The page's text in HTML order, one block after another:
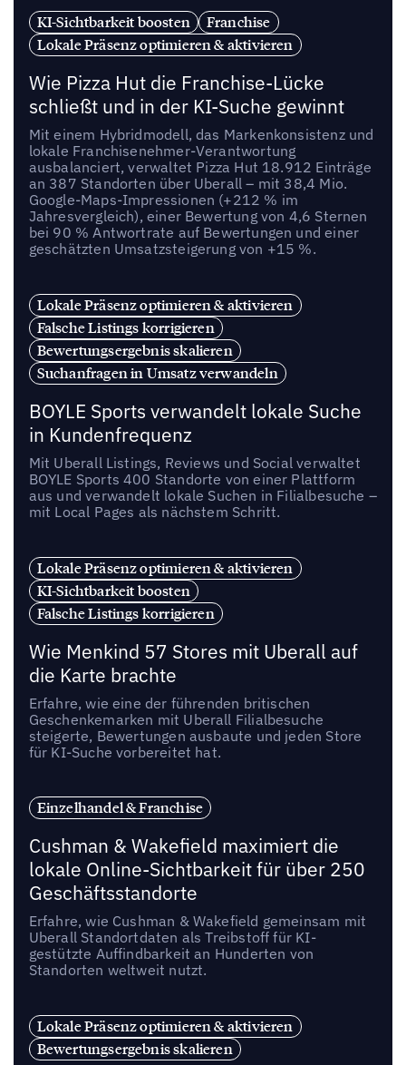
KI-Sichtbarkeit boosten
Franchise
Lokale Präsenz optimieren & aktivieren
Wie Pizza Hut die Franchise-Lücke
schließt und in der KI-Suche gewinnt
Mit einem Hybridmodell, das Markenkonsistenz und
lokale Franchisenehmer-Verantwortung
ausbalanciert, verwaltet Pizza Hut 18.912 Einträge
an 387 Standorten über Uberall – mit 38,4 Mio.
Google-Maps-Impressionen (+212 % im
Jahresvergleich), einer Bewertung von 4,6 Sternen
bei 90 % Antwortrate auf Bewertungen und einer
geschätzten Umsatzsteigerung von +15 %.
Lokale Präsenz optimieren & aktivieren
Falsche Listings korrigieren
Bewertungsergebnis skalieren
Suchanfragen in Umsatz verwandeln
BOYLE Sports verwandelt lokale Suche
in Kundenfrequenz
Mit Uberall Listings, Reviews und Social verwaltet
BOYLE Sports 400 Standorte von einer Plattform
aus und verwandelt lokale Suchen in Filialbesuche –
mit Local Pages als nächstem Schritt.
Lokale Präsenz optimieren & aktivieren
KI-Sichtbarkeit boosten
Falsche Listings korrigieren
Wie Menkind 57 Stores mit Uberall auf
die Karte brachte
Erfahre, wie eine der führenden britischen
Geschenkemarken mit Uberall Filialbesuche
steigerte, Bewertungen ausbaute und jeden Store
für KI-Suche vorbereitet hat.
Einzelhandel & Franchise
Cushman & Wakefield maximiert die
lokale Online-Sichtbarkeit für über 250
Geschäftsstandorte
Erfahre, wie Cushman & Wakefield gemeinsam mit
Uberall Standortdaten als Treibstoff für KI-
gestützte Auffindbarkeit an Hunderten von
Standorten weltweit nutzt.
Lokale Präsenz optimieren & aktivieren
Bewertungsergebnis skalieren